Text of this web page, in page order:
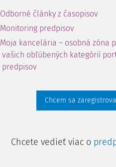
Odborné články z časopisov
Monitoring predpisov
Moja kancelária – osobná zóna
vašich obľúbených kategórií
predpisov
Chcem sa
Chcete vedieť viac o